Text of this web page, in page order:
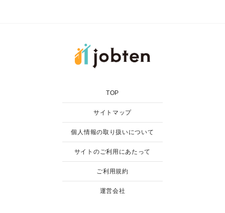
TOP
サイトマップ
個人情報の取り扱いについて
サイトのご利用にあたって
ご利用規約
運営会社